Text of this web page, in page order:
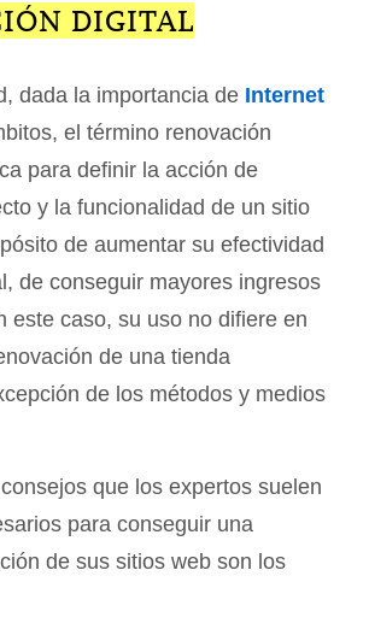
DIGITAL
dada la importancia de Internet
el término renovación
para definir la acción de
y la funcionalidad de un sitio
de aumentar su efectividad
de conseguir mayores ingresos
este caso, su uso no difiere en
de una tienda
de los métodos y medios
que los expertos suelen
para conseguir una
de sus sitios web son los